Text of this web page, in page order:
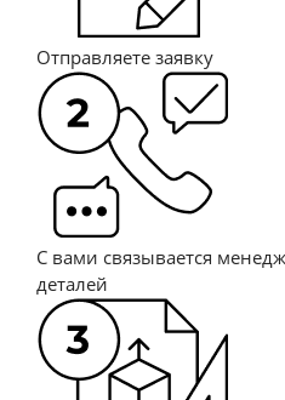
Кухня Соренто
от 18 726 п/м
Посмотреть
Кухня Метод
от 14 300 п/м
Отправляете заявку
С вами связывается
деталей